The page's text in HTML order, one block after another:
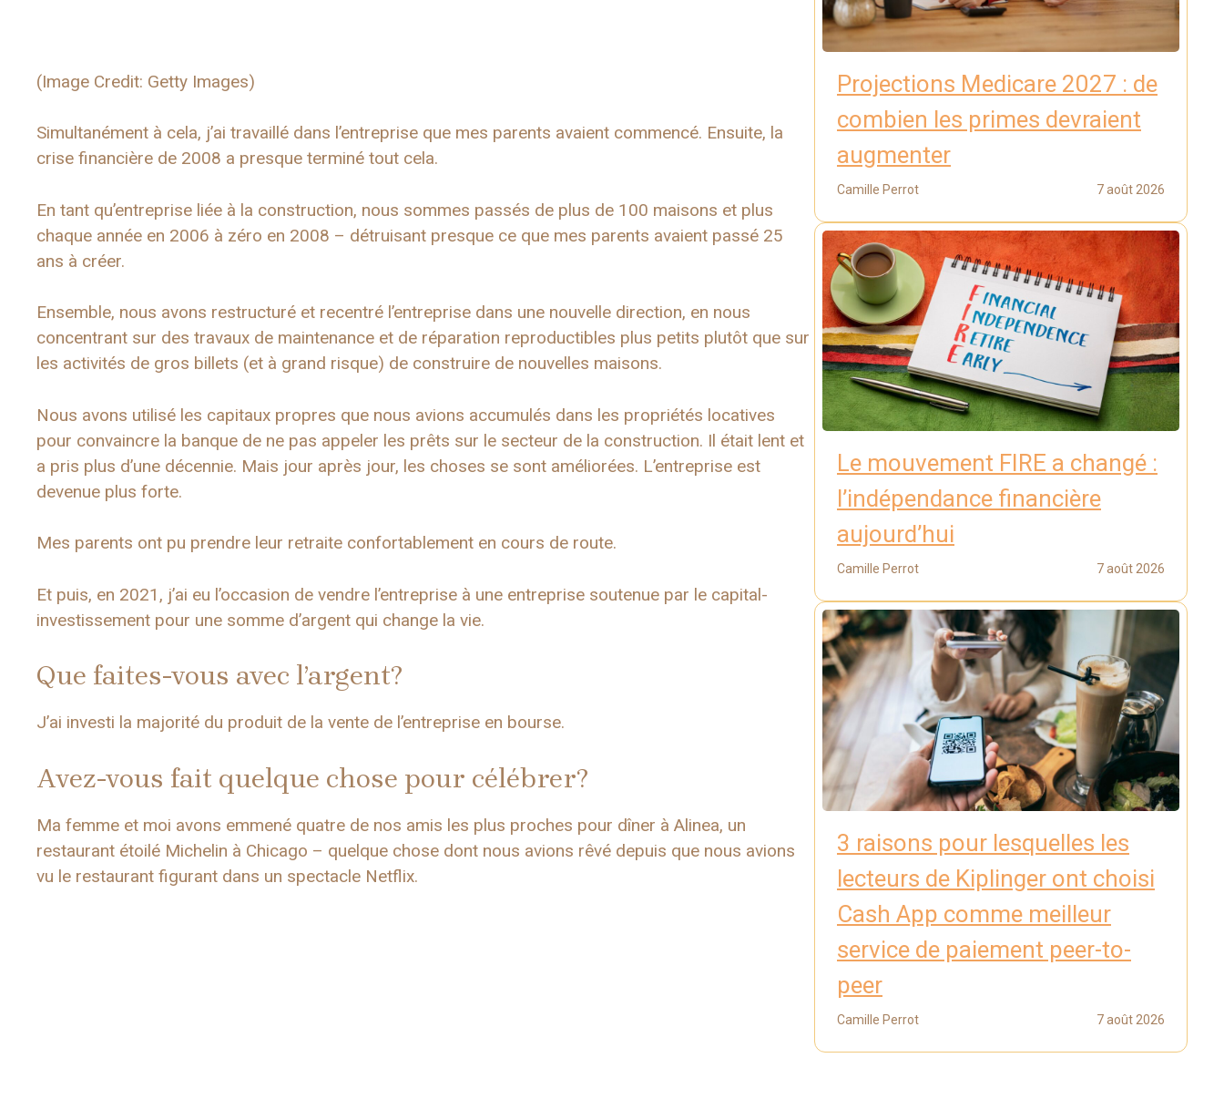
(Image Credit: Getty Images)
Simultanément à cela, j’ai travaillé dans l’entreprise que mes parents avaient commencé. Ensuite, la
crise financière de 2008 a presque terminé tout cela.
En tant qu’entreprise liée à la construction, nous sommes passés de plus de 100 maisons et plus
chaque année en 2006 à zéro en 2008 – détruisant presque ce que mes parents avaient passé 25
ans à créer.
Ensemble, nous avons restructuré et recentré l’entreprise dans une nouvelle direction, en nous
concentrant sur des travaux de maintenance et de réparation reproductibles plus petits plutôt que sur
les activités de gros billets (et à grand risque) de construire de nouvelles maisons.
Nous avons utilisé les capitaux propres que nous avions accumulés dans les propriétés locatives
pour convaincre la banque de ne pas appeler les prêts sur le secteur de la construction. Il était lent et
a pris plus d’une décennie. Mais jour après jour, les choses se sont améliorées. L’entreprise est
devenue plus forte.
Mes parents ont pu prendre leur retraite confortablement en cours de route.
Et puis, en 2021, j’ai eu l’occasion de vendre l’entreprise à une entreprise soutenue par le capital-
investissement pour une somme d’argent qui change la vie.
Que faites-vous avec l’argent?
J’ai investi la majorité du produit de la vente de l’entreprise en bourse.
Avez-vous fait quelque chose pour célébrer?
Ma femme et moi avons emmené quatre de nos amis les plus proches pour dîner à Alinea, un
restaurant étoilé Michelin à Chicago – quelque chose dont nous avions rêvé depuis que nous avions
vu le restaurant figurant dans un spectacle Netflix.
Projections Medicare 2027 : de
combien les primes devraient
augmenter
Camille Perrot 7 août 2026
Le mouvement FIRE a changé :
l’indépendance financière
aujourd’hui
Camille Perrot 7 août 2026
3 raisons pour lesquelles les
lecteurs de Kiplinger ont choisi
Cash App comme meilleur
service de paiement peer-to-
peer
Camille Perrot 7 août 2026